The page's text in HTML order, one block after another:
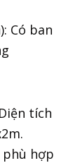
Có ban
tích
phù hợp